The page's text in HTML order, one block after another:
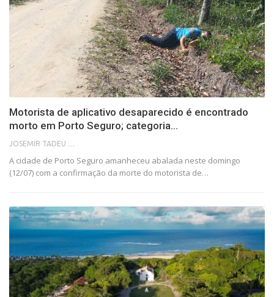
Motorista de aplicativo desaparecido é encontrado
morto em Porto Seguro; categoria…
A cidade de Porto Seguro amanheceu abalada neste domingo
(12/07) com a confirmação da morte do motorista de…